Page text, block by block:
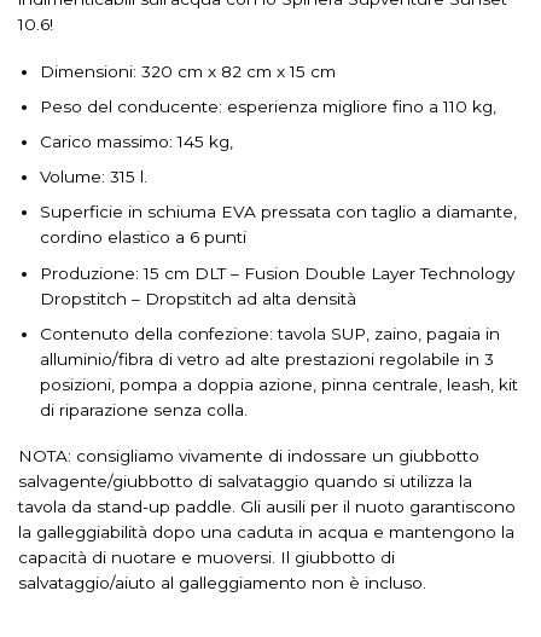
10.6!
Dimensioni: 320 cm x 82 cm x 15 cm
Peso del conducente: esperienza migliore fino a 110 kg,
Carico massimo: 145 kg,
Volume: 315 l.
Superficie in schiuma EVA pressata con taglio a diamante,
cordino elastico a 6 punti
Produzione: 15 cm DLT – Fusion Double Layer Technology
Dropstitch – Dropstitch ad alta densità
Contenuto della confezione: tavola SUP, zaino, pagaia in
alluminio/fibra di vetro ad alte prestazioni regolabile in 3
posizioni, pompa a doppia azione, pinna centrale, leash, kit
di riparazione senza colla.
NOTA: consigliamo vivamente di indossare un giubbotto
salvagente/giubbotto di salvataggio quando si utilizza la
tavola da stand-up paddle. Gli ausili per il nuoto garantiscono
la galleggiabilità dopo una caduta in acqua e mantengono la
capacità di nuotare e muoversi. Il giubbotto di
salvataggio/aiuto al galleggiamento non è incluso.